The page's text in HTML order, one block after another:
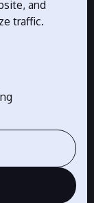
and
traffic.